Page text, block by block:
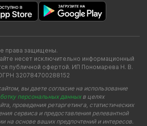
права защищены.
несет исключительно информационный
публичной офертой. ИП Пономарева Н. В.
320784700288152
вы даете согласие на использование
персональных данныхв целях
проведения ретаргетинга, статистических
сервиса и предоставления релевантной
на основе ваших предпочтений и интересов.